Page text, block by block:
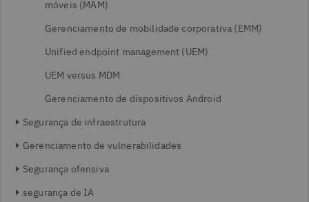
móveis (MAM)
Gerenciamento de mobilidade corporativa (EMM)
Unified endpoint management (UEM)
UEM versus MDM
Gerenciamento de dispositivos Android
Segurança de infraestrutura
Gerenciamento de vulnerabilidades
Segurança ofensiva
segurança de IA